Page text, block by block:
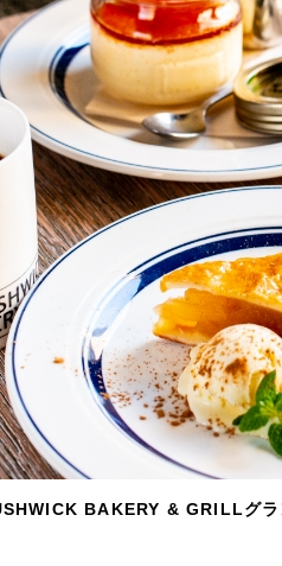
BAKERY & GRILLグ